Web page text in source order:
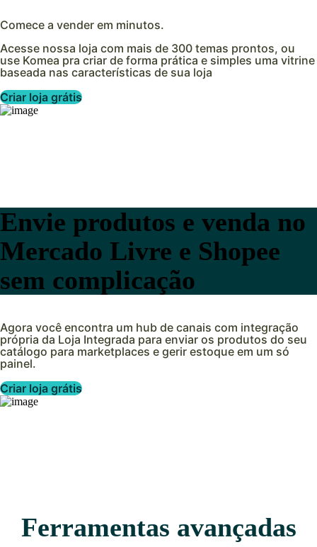
Comece a vender em minutos.
Acesse nossa loja com mais de 300 temas prontos, ou
use Komea pra criar de forma prática e simples uma vitrine
baseada nas características de sua loja
Criar loja grátis
Envie produtos e venda no
Mercado Livre e Shopee
sem complicação
Agora você encontra um hub de canais com integração
própria da Loja Integrada para enviar os produtos do seu
catálogo para marketplaces e gerir estoque em um só
painel.
Criar loja grátis
Ferramentas avançadas